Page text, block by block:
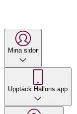
Mina sidor
Upptäck Hallons app